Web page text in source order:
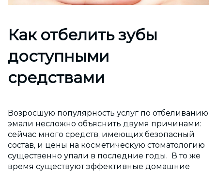
Как отбелить зубы
доступными
средствами
Возросшую популярность услуг по отбеливанию
эмали несложно объяснить двумя причинами:
сейчас много средств, имеющих безопасный
состав, и цены на косметическую стоматологию
существенно упали в последние годы. В то же
время существуют эффективные домашние